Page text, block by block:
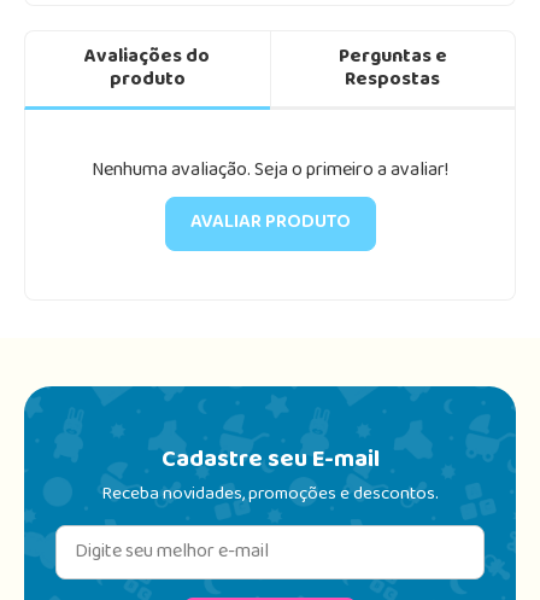
Avaliações do
produto
Perguntas e
Respostas
Nenhuma avaliação. Seja o primeiro a avaliar!
AVALIAR PRODUTO
Cadastre seu E-mail
Receba novidades, promoções e descontos.